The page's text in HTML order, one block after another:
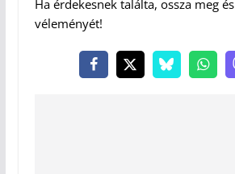
Ha érdekesnek találta, ossza meg
véleményét!